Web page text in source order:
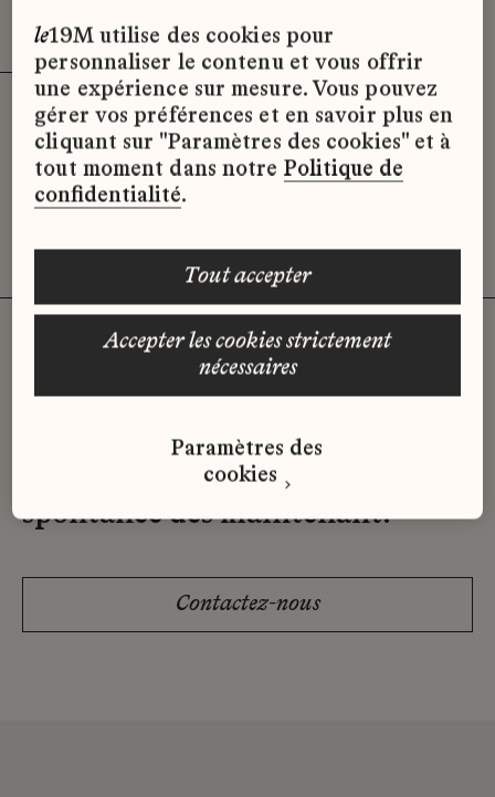
Désolé, il semble qu’il n’y ait pas
d’offres d’emploi disponibles pour le
moment.
Vous n'avez pas trouvé d'offre
qui correspond à votre profil ?
Envoyez-nous votre candidature
spontanée dès maintenant.
Contactez-nous
le19M utilise des cookies pour
personnaliser le contenu et vous offrir
une expérience sur mesure. Vous pouvez
gérer vos préférences et en savoir plus en
cliquant sur "Paramètres des cookies" et à
tout moment dans notre Politique de
confidentialité.
accepter les cookies strictement
nécessaires
tout accepter
Paramètres des
cookies